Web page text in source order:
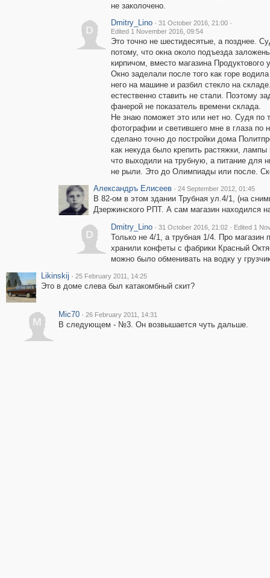
не заколочено.
D
Dmitry_Lino · 31 October 2016, 21:00 ·
Edited 1 November 2016, 09:54
Это точно не шестидесятые, а позднее.
потому, что окна около подъезда
кирпичом, вместо магазина Продуктового
Окно заделали после того как горе
него на машине и разбил стекло на
естественно ставить не стали. Поэтому
фанерой не показатель времени склада.
Не знаю поможет это или нет но. Судя по
фотографии и светившего мне в глаза по
сделано точно до постройки дома
как некуда было крепить растяжки,
что выходили на трубную, а питание для
не рыли. Это до Олимпиады или после.
Александръ Елисеев · 24 September 2012, 01:45
В 82-ом в этом здании Трубная ул.4/1, (на
Дзержинского РПТ. А сам магазин находился
D
Dmitry_Lino · 31 October 2016, 21:02 · Edited 1
Только не 4/1, а трубная 1/4. Про
хранили конфеты с фабрики Красный
можно было обменивать на водку у
Likinskij · 25 February 2011, 14:25
Это в доме слева был катакомбный скит?
M
Mic70 · 26 February 2011, 14:31
В следующем - №3. Он возвышается чуть дальше.